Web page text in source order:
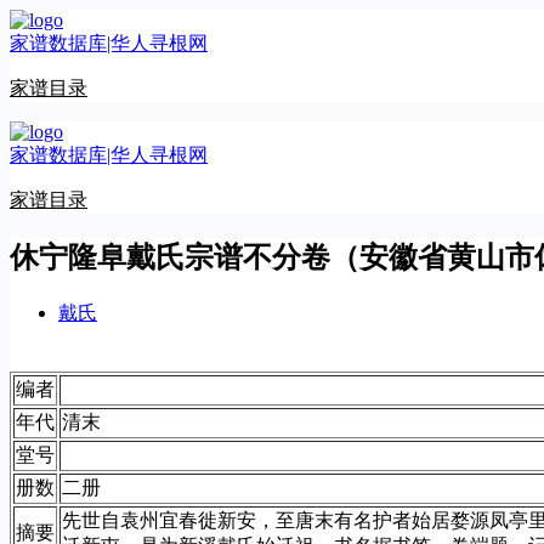
跳
至
容
家谱数据库|华人寻根网
家谱目录
家谱数据库|华人寻根网
家谱目录
休宁隆阜戴氏宗谱不分卷（安徽省黄山市
戴氏
编者
年代 清末
堂号
册数 二册
摘要
先世自袁州宜春徙新安，至唐末有名护者始居婺源凤亭